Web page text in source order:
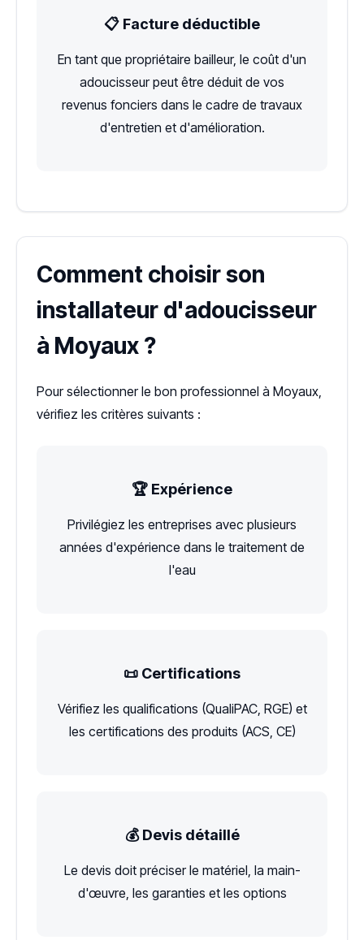
📋 Facture déductible
En tant que propriétaire bailleur, le coût d'un
adoucisseur peut être déduit de vos
revenus fonciers dans le cadre de travaux
d'entretien et d'amélioration.
Comment choisir son
installateur d'adoucisseur
à Moyaux ?
Pour sélectionner le bon professionnel à Moyaux,
vérifiez les critères suivants :
🏆 Expérience
Privilégiez les entreprises avec plusieurs
années d'expérience dans le traitement de
l'eau
📜 Certifications
Vérifiez les qualifications (QualiPAC, RGE) et
les certifications des produits (ACS, CE)
💰 Devis détaillé
Le devis doit préciser le matériel, la main-
d'œuvre, les garanties et les options